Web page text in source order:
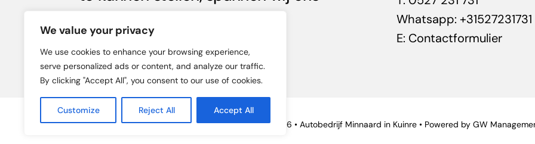
We value your privacy
We use cookies to enhance your browsing experience,
serve personalized ads or content, and analyze our traffic.
By clicking "Accept All", you consent to our use of cookies.
Customize Reject All Accept All
als team volledig in.
Whatsapp: +31527231731
E: Contactformulier
© 2026 • Autobedrijf Minnaard in Kuinre • Powered by GW